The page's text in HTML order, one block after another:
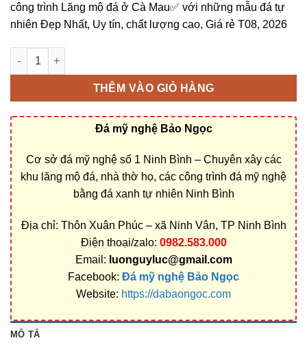
công trình Lăng mộ đá ở Cà Mau✅ với những mẫu đá tự
nhiên Đẹp Nhất, Uy tín, chất lượng cao, Giá rẻ T08, 2026
Địa chỉ cơ sở chế tác, xây Lăng mộ đá ở Cà Mau rẻ đẹp số
THÊM VÀO GIỎ HÀNG
Đá mỹ nghệ Bảo Ngọc
Cơ sở đá mỹ nghệ số 1 Ninh Bình – Chuyên xây các
khu lăng mộ đá, nhà thờ họ, các công trình đá mỹ nghệ
bằng đá xanh tự nhiên Ninh Bình
Địa chỉ: Thôn Xuân Phúc – xã Ninh Vân, TP Ninh Bình
Điện thoại/zalo: 0982.583.000
Email: luonguyluc@gmail.com
Facebook: Đá mỹ nghệ Bảo Ngọc
Website: https://dabaongoc.com
MÔ TẢ